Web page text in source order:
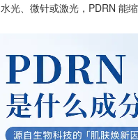
水光、微针或激光，PDRN 能